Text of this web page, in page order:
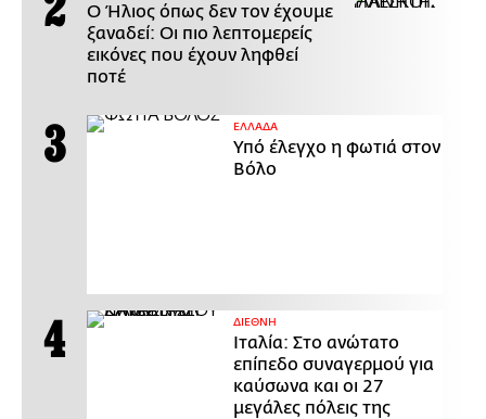
Ο Ήλιος όπως δεν τον έχουμε
ξαναδεί: Οι πιο λεπτομερείς
εικόνες που έχουν ληφθεί
ποτέ
ΕΛΛΑΔΑ
Υπό έλεγχο η φωτιά στον
Βόλο
ΔΙΕΘΝΗ
Ιταλία: Στο ανώτατο
επίπεδο συναγερμού για
καύσωνα και οι 27
μεγάλες πόλεις της